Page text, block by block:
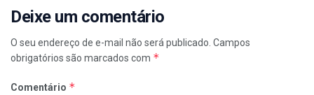
Deixe um comentário
O seu endereço de e-mail não será publicado. Campos
obrigatórios são marcados com *
Comentário *